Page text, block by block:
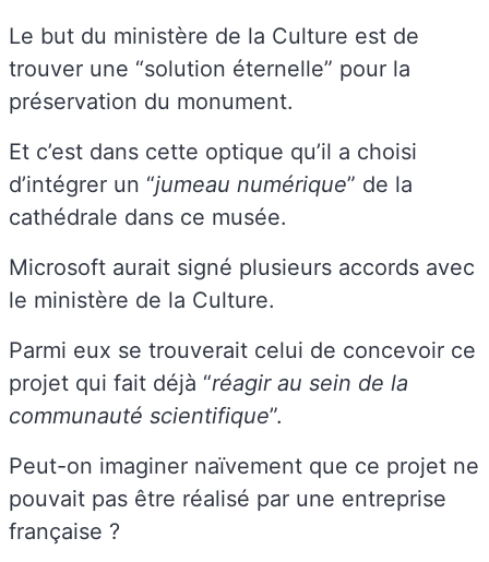
Le but du ministère de la Culture est de
trouver une “solution éternelle” pour la
préservation du monument.
Et c’est dans cette optique qu’il a choisi
d’intégrer un “jumeau numérique” de la
cathédrale dans ce musée.
Microsoft aurait signé plusieurs accords avec
le ministère de la Culture.
Parmi eux se trouverait celui de concevoir ce
projet qui fait déjà “réagir au sein de la
communauté scientifique”.
Peut-on imaginer naïvement que ce projet ne
pouvait pas être réalisé par une entreprise
française ?